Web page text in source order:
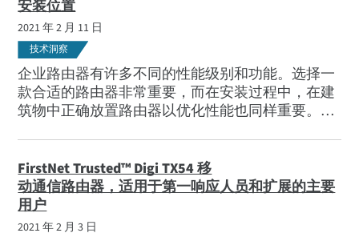
安装位置
2021 年 2 月 11 日
技术洞察
企业路由器有许多不同的性能级别和功能。选择一
款合适的路由器非常重要，而在安装过程中，在建
筑物中正确放置路由器以优化性能也同样重要。本
FirstNet Trusted™ Digi TX54 移
动通信路由器，适用于第一响应人员和扩展的主要
用户
2021 年 2 月 3 日